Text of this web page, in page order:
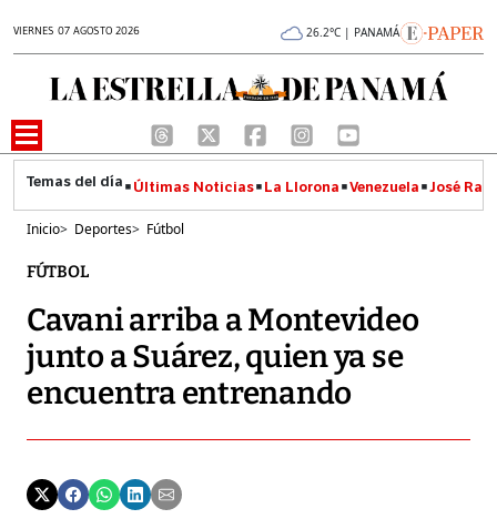
VIERNES 07 AGOSTO 2026 26.2°C | PANAMÁ
Últimas Noticias La Llorona Venezuela José
Inicio> Deportes> Fútbol
FÚTBOL
Cavani arriba a Montevideo
junto a Suárez, quien ya se
encuentra entrenando